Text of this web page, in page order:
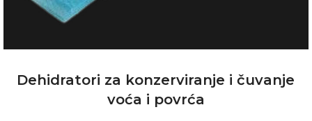
XXL-538-8 polica
dimenzije: š39 v 36 d 51,5 (cm)
Dehidratori za konzerviranje i čuvanje
voća i povrća